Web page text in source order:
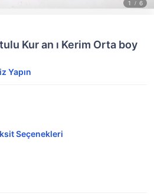
Kur an ı Kerim Orta boy
Yapın
Seçenekleri